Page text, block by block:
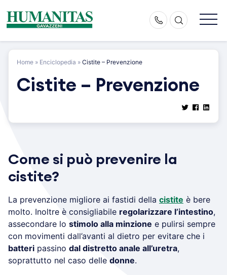
content
Home » Enciclopedia » Cistite – Prevenzione
Cistite – Prevenzione
Come si può prevenire la
cistite?
La prevenzione migliore ai fastidi della cistite è bere
molto. Inoltre è consigliabile regolarizzare l’intestino,
assecondare lo stimolo alla minzione e pulirsi sempre
con movimenti dall’avanti al dietro per evitare che i
batteri passino dal distretto anale all’uretra,
soprattutto nel caso delle donne.